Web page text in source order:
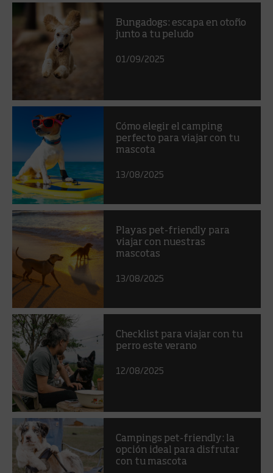
Bungadogs: escapa en otoño
junto a tu peludo
01/09/2025
Cómo elegir el camping
perfecto para viajar con tu
mascota
13/08/2025
Playas pet-friendly para
viajar con nuestras
mascotas
13/08/2025
Checklist para viajar con tu
perro este verano
12/08/2025
Campings pet-friendly: la
opción ideal para disfrutar
con tu mascota